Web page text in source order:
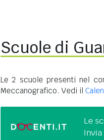
Scuole di
Le 2 scuole presenti nel
Meccanografico. Vedi il
Le